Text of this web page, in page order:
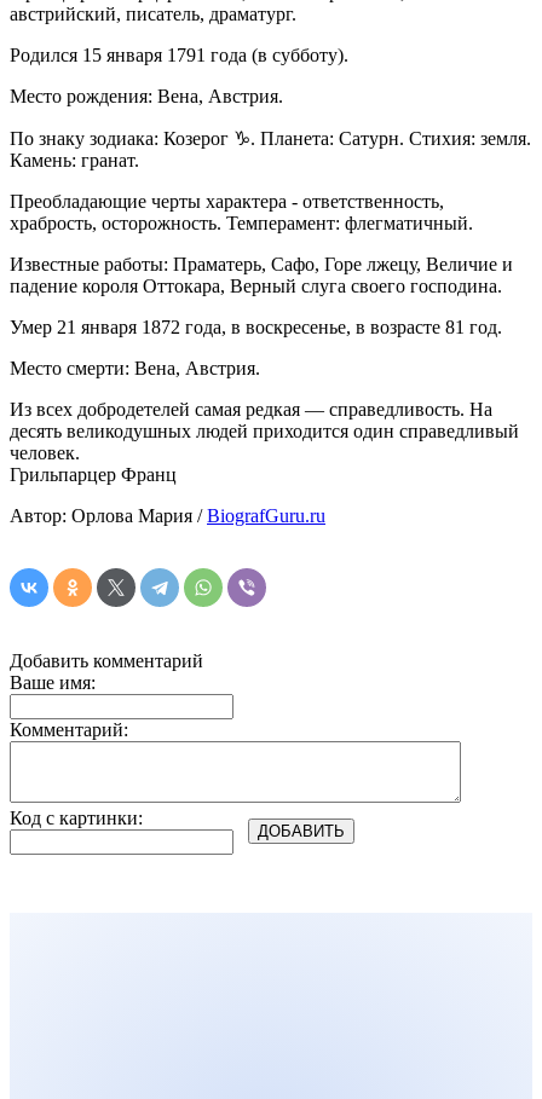
австрийский, писатель, драматург.
Родился 15 января 1791 года (в субботу).
Место рождения: Вена, Австрия.
По знаку зодиака: Козерог ♑. Планета: Сатурн. Стихия: земля.
Камень: гранат.
Преобладающие черты характера - ответственность,
храбрость, осторожность. Темперамент: флегматичный.
Известные работы: Праматерь, Сафо, Горе лжецу, Величие и
падение короля Оттокара, Верный слуга своего господина.
Умер 21 января 1872 года, в воскресенье, в возрасте 81 год.
Место смерти: Вена, Австрия.
Из всех добродетелей самая редкая — справедливость. На
десять великодушных людей приходится один справедливый
человек.
Грильпарцер Франц
Автор: Орлова Мария /BiografGuru.ru
Добавить комментарий
Ваше имя:
Комментарий:
Код с картинки: